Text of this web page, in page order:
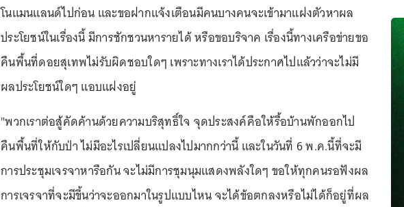
โนแมนแลนด์ไปก่อน และขอฝากแจ้งเตือนมีคนบางคนจะเข้ามาแฝงตัวหาผล
ประโยชน์ในเรื่องนี้ มีการชักชวนหารายได้ หรือขอบริจาค เรื่องนี้ทางเครือข่ายขอ
คืนพื้นที่ดอยสุเทพไม่รับผิดชอบใดๆ เพราะทางเราได้ประกาศไปแล้วว่าจะไม่มี
ผลประโยชน์ใดๆ แอบแฝงอยู่
"พวกเราต่อสู้คัดค้านด้วยความบริสุทธิ์ใจ จุดประสงค์คือให้รื้อบ้านพักออกไป
คืนพื้นที่ให้กับป่า ไม่มีอะไรเปลี่ยนแปลงไปมากกว่านี้ และในวันที่ 6 พ.ค.นี้ที่จะมี
การประชุมเจรจาหารือกัน จะไม่มีการชุมนุมแสดงพลังใดๆ ขอให้ทุกคนรอฟังผล
การเจรจาที่จะมีขึ้นว่าจะออกมาในรูปแบบไหน จะได้ข้อตกลงหรือไม่ได้ก็อยู่ที่ผล